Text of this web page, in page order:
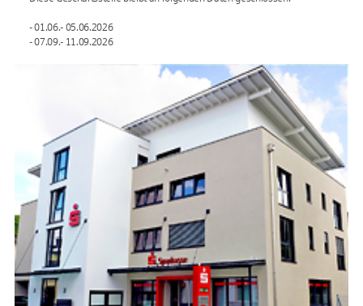
- 01.06.- 05.06.2026
- 07.09.- 11.09.2026